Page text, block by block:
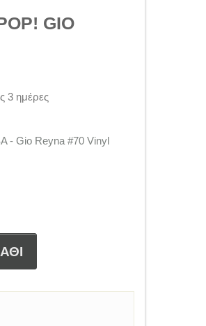
GIO
3 ημέρες
- Gio Reyna #70 Vinyl